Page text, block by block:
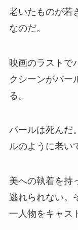
老いたものが若
なのだ。
映画のラストで
クシーンがパー
る。
パールは死んだ
ルのように老い
美への執着を持
逃れられない。
一人物をキャス